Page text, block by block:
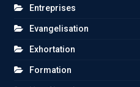
Entreprises
Evangelisation
Exhortation
Formation